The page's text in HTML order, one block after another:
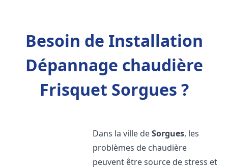
Besoin de Installation
Dépannage chaudière
Frisquet Sorgues ?
Dans la ville deSorgues, les
problèmes de chaudière
peuvent être source de stress et